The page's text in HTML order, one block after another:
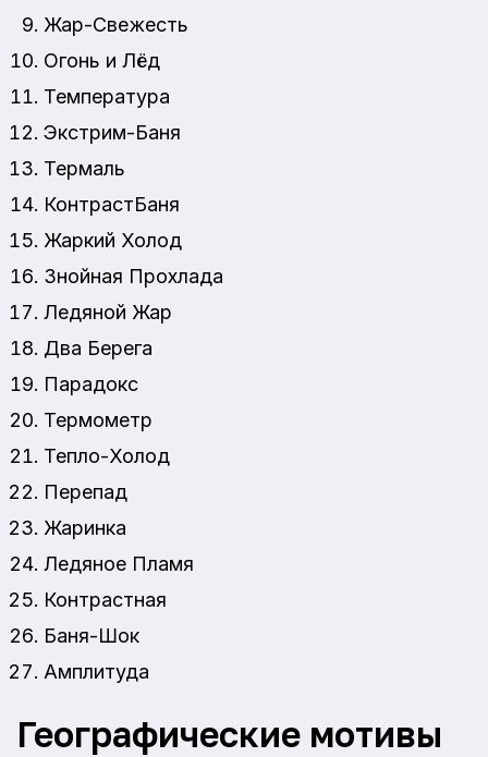
Жар-Свежесть
Огонь и Лёд
Температура
Экстрим-Баня
Термаль
КонтрастБаня
Жаркий Холод
Знойная Прохлада
Ледяной Жар
Два Берега
Парадокс
Термометр
Тепло-Холод
Перепад
Жаринка
Ледяное Пламя
Контрастная
Баня-Шок
Амплитуда
Географические мотивы